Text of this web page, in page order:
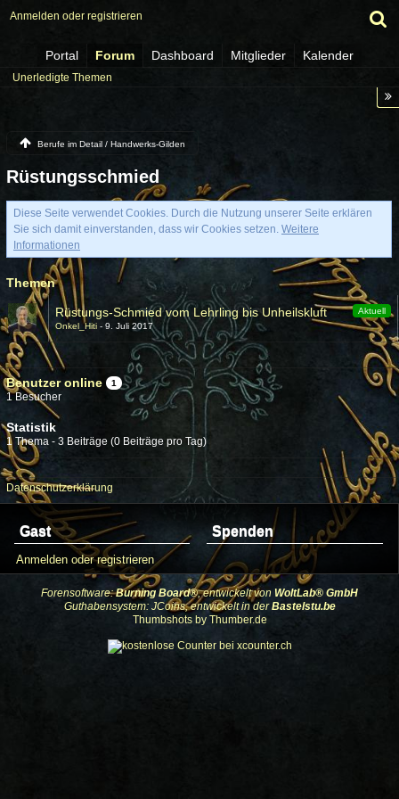
Anmelden oder registrieren
Portal Forum Dashboard Mitglieder Kalender
Unerledigte Themen
Berufe im Detail / Handwerks-Gilden
Rüstungsschmied
Diese Seite verwendet Cookies. Durch die Nutzung unserer Seite erklären
Sie sich damit einverstanden, dass wir Cookies setzen. Weitere
Informationen
Themen
Aktuell
Rüstungs-Schmied vom Lehrling bis Unheilskluft
Onkel_Hiti 9. Juli 2017
Benutzer online 1
1 Besucher
Statistik
1 Thema - 3 Beiträge (0 Beiträge pro Tag)
Datenschutzerklärung
Gast
Anmelden oder registrieren
Spenden
Forensoftware:Burning Board®, entwickelt von WoltLab® GmbH
Guthabensystem: JCoins, entwickelt in derBastelstu.be
Thumbshots by Thumber.de